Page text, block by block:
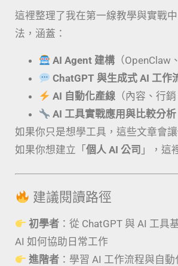
這裡整理了我在第一線教學與實戰
法，涵蓋：
AI Agent 建構 （OpenClaw
ChatGPT 與生成式 AI 工作
AI 自動化產線 （內容、行
AI 工具實戰應用與比較分析
如果你只是想學工具，這些文章會
如果你想建立「 個人 AI 公司 」，這
建議閱讀路徑
初學者 ：從 ChatGPT 與 AI 工具
AI 如何協助日常工作
進階者 ：學習 AI 工作流程與自